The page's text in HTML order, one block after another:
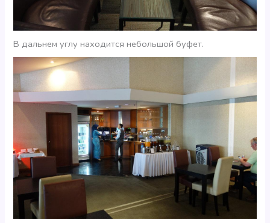
В дальнем углу находится небольшой буфет.